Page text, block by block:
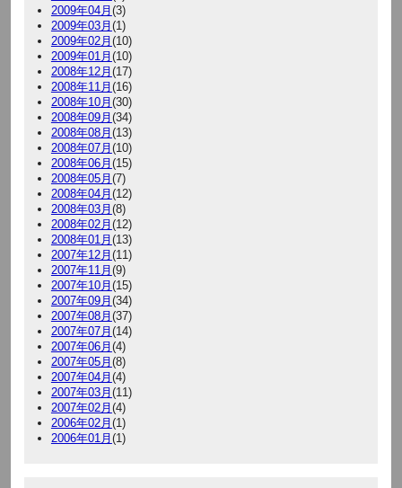
2009年04月(3)
2009年03月(1)
2009年02月(10)
2009年01月(10)
2008年12月(17)
2008年11月(16)
2008年10月(30)
2008年09月(34)
2008年08月(13)
2008年07月(10)
2008年06月(15)
2008年05月(7)
2008年04月(12)
2008年03月(8)
2008年02月(12)
2008年01月(13)
2007年12月(11)
2007年11月(9)
2007年10月(15)
2007年09月(34)
2007年08月(37)
2007年07月(14)
2007年06月(4)
2007年05月(8)
2007年04月(4)
2007年03月(11)
2007年02月(4)
2006年02月(1)
2006年01月(1)